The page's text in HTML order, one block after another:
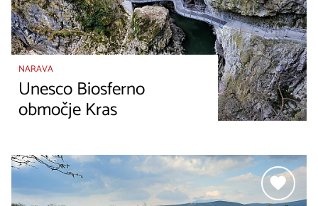
NARAVA
Unesco Biosferno
območje Kras